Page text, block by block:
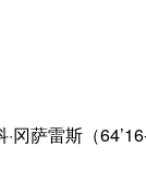
冈萨雷斯（